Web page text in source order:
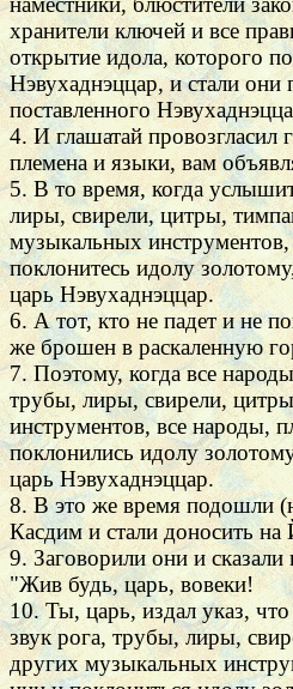
хранители ключей и все
открытие идола, которого
Нэвухаднэццар, и стали они
поставленного
4. И глашатай
племена и языки, вам
5. В то время, когда
лиры, свирели, цитры,
музыкальных
поклонитесь идолу
царь Нэвухаднэццар.
6. А тот, кто не падет и не
же брошен в раскаленную
7. Поэтому, когда все
трубы, лиры, свирели,
инструментов, все народы,
поклонились идолу
царь Нэвухаднэццар.
8. В это же время подошли
Касдим и стали доносить на
9. Заговорили они и
"Жив будь, царь, вовеки!
10. Ты, царь, издал указ,
звук рога, трубы, лиры,
других музыкальных